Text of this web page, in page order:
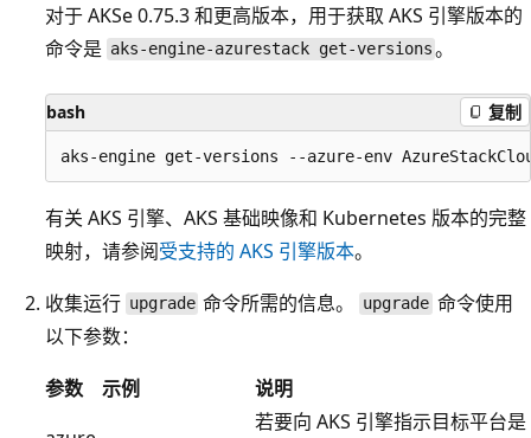
对于 AKSe 0.75.3 和更高版本，用于获取 AKS 引擎版本的
命令是 aks-engine-azurestack get-versions 。
bash 复制
有关 AKS 引擎、AKS 基础映像和 Kubernetes 版本的完整
映射，请参阅受支持的 AKS 引擎版本。
收集运行 upgrade 命令所需的信息。 upgrade 命令使用
以下参数：
参数
示例
说明
若要向 AKS 引擎指示目标平台是